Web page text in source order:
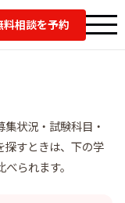
料相談を予約
状況・試験科目・
探すときは、下の学
られます。